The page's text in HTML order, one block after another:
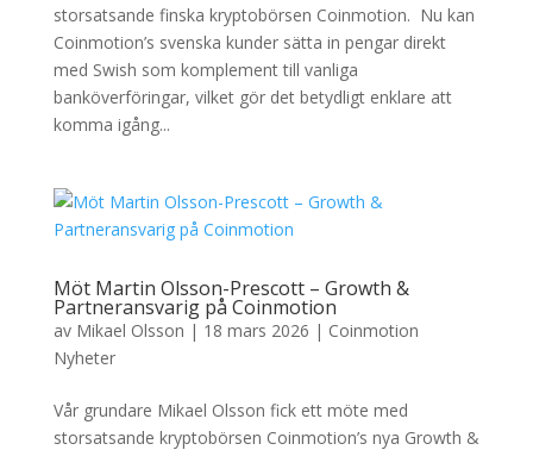
storsatsande finska kryptobörsen Coinmotion. Nu kan
Coinmotion’s svenska kunder sätta in pengar direkt
med Swish som komplement till vanliga
banköverföringar, vilket gör det betydligt enklare att
komma igång...
Möt Martin Olsson-Prescott – Growth &
Partneransvarig på Coinmotion
av Mikael Olsson | 18 mars 2026 | Coinmotion
Nyheter
Vår grundare Mikael Olsson fick ett möte med
storsatsande kryptobörsen Coinmotion’s nya Growth &